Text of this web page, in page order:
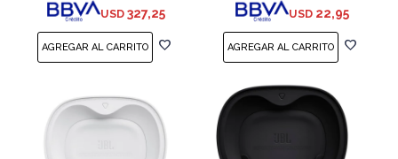
USD 327,25 USD 22,95